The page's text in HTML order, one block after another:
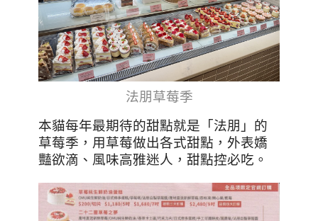
法朋草莓季
本貓每年最期待的甜點就是「法朋」的
草莓季，用草莓做出各式甜點，外表嬌
豔欲滴、風味高雅迷人，甜點控必吃。